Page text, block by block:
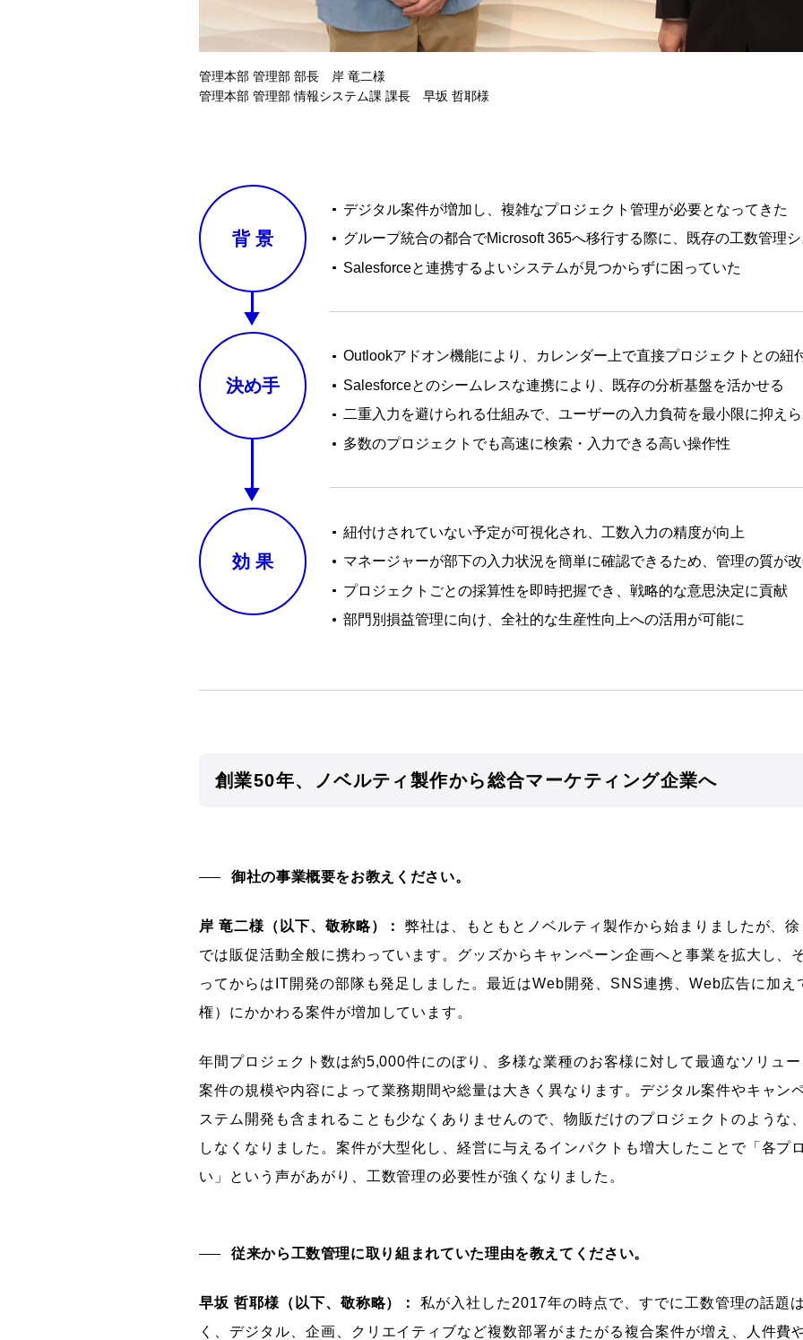
管理本部 管理部 部長 岸 竜二様
管理本部 管理部 情報システム課 課長 早坂 哲耶様
背 景
デジタル案件が増加し、複雑なプロジェクト管理が必要となってきた
グループ統合の都合でMicrosoft 365へ移行する際に、既存の工数管理
Salesforceと連携するよいシステムが見つからずに困っていた
決め手
Outlookアドオン機能により、カレンダー上で直接プロジェクトとの紐
Salesforceとのシームレスな連携により、既存の分析基盤を活かせる
二重入力を避けられる仕組みで、ユーザーの入力負荷を最小限に抑え
多数のプロジェクトでも高速に検索・入力できる高い操作性
効 果
紐付けされていない予定が可視化され、工数入力の精度が向上
マネージャーが部下の入力状況を簡単に確認できるため、管理の質が
プロジェクトごとの採算性を即時把握でき、戦略的な意思決定に貢献
部門別損益管理に向け、全社的な生産性向上への活用が可能に
創業50年、ノベルティ製作から総合マーケティング企業へ
御社の事業概要をお教えください。
岸 竜二様（以下、敬称略）：
弊社は、もともとノベルティ製作から始まりましたが、
では販促活動全般に携わっています。グッズからキャンペーン企画へと事業を拡大し、
ってからはIT開発の部隊も発足しました。最近はWeb開発、SNS連携、Web広告に加
権）にかかわる案件が増加しています。
年間プロジェクト数は約5,000件にのぼり、多様な業種のお客様に対して最適なソリュ
案件の規模や内容によって業務期間や総量は大きく異なります。デジタル案件やキャン
ステム開発も含まれることも少なくありませんので、物販だけのプロジェクトのような
しなくなりました。案件が大型化し、経営に与えるインパクトも増大したことで「各プ
い」という声があがり、工数管理の必要性が強くなりました。
従来から工数管理に取り組まれていた理由を教えてください。
早坂 哲耶様（以下、敬称略）：
私が入社した2017年の時点で、すでに工数管理の話題
く、デジタル、企画、クリエイティブなど複数部署がまたがる複合案件が増え、人件費